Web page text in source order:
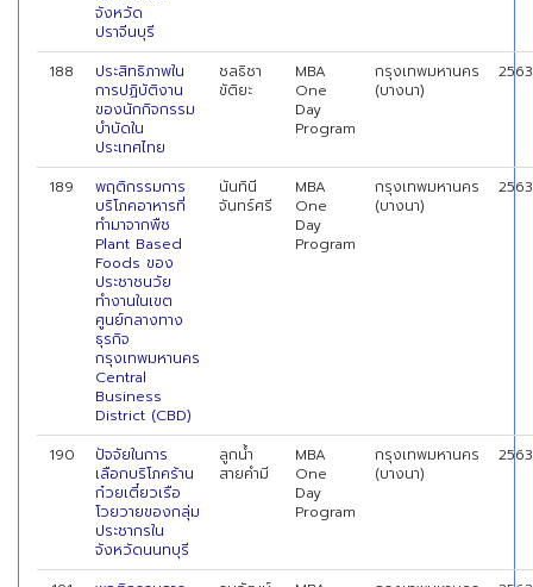
จังหวัด
ปราจีนบุรี
188
ประสิทธิภาพใน
การปฏิบัติงาน
ของนักกิจกรรม
บำบัดใน
ประเทศไทย
ชลธิชา
ขัติยะ
MBA
One
Day
Program
กรุงเทพมหานคร
(บางนา)
2563
189
พฤติกรรมการ
บริโภคอาหารที่
ทำมาจากพืช
Plant Based
Foods ของ
ประชาชนวัย
ทำงานในเขต
ศูนย์กลางทาง
ธุรกิจ
กรุงเทพมหานคร
Central
Business
District (CBD)
นันทินี
จันทร์ศรี
MBA
One
Day
Program
กรุงเทพมหานคร
(บางนา)
2563
190
ปัจจัยในการ
เลือกบริโภคร้าน
ก๋วยเตี๋ยวเรือ
โวยวายของกลุ่ม
ประชากรใน
จังหวัดนนทบุรี
ลูกนํ้า
สายคํามี
MBA
One
Day
Program
กรุงเทพมหานคร
(บางนา)
2563